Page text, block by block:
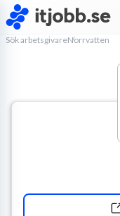
Sök arbetsgivareNorrvatten